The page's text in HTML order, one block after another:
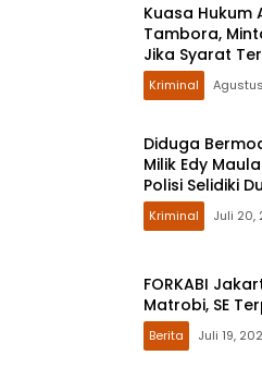
Kuasa Hukum
Tambora,
Jika Syarat
Kriminal
Diduga
Milik Edy
Polisi Selidiki
Kriminal Juli 20,
FORKABI
Matrobi, SE
Berita Juli 19,